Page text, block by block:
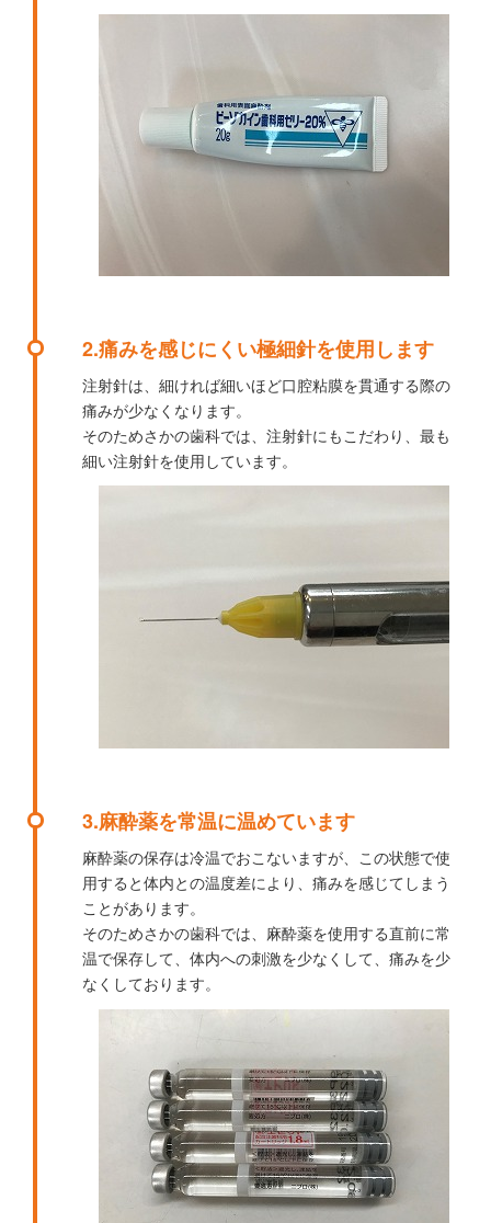
2.痛みを感じにくい極細針を使用します
注射針は、細ければ細いほど口腔粘膜を貫通する際の
痛みが少なくなります。
そのためさかの歯科では、注射針にもこだわり、最も
細い注射針を使用しています。
3.麻酔薬を常温に温めています
麻酔薬の保存は冷温でおこないますが、この状態で使
用すると体内との温度差により、痛みを感じてしまう
ことがあります。
そのためさかの歯科では、麻酔薬を使用する直前に常
温で保存して、体内への刺激を少なくして、痛みを少
なくしております。